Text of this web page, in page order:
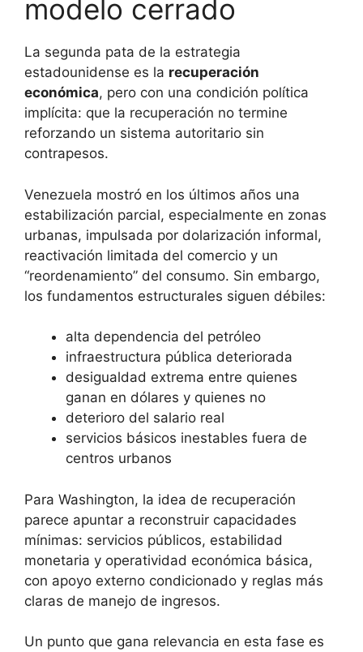
modelo cerrado
La segunda pata de la estrategia
estadounidense es la recuperación
económica, pero con una condición política
implícita: que la recuperación no termine
reforzando un sistema autoritario sin
contrapesos.
Venezuela mostró en los últimos años una
estabilización parcial, especialmente en zonas
urbanas, impulsada por dolarización informal,
reactivación limitada del comercio y un
“reordenamiento” del consumo. Sin embargo,
los fundamentos estructurales siguen débiles:
alta dependencia del petróleo
infraestructura pública deteriorada
desigualdad extrema entre quienes
ganan en dólares y quienes no
deterioro del salario real
servicios básicos inestables fuera de
centros urbanos
Para Washington, la idea de recuperación
parece apuntar a reconstruir capacidades
mínimas: servicios públicos, estabilidad
monetaria y operatividad económica básica,
con apoyo externo condicionado y reglas más
claras de manejo de ingresos.
Un punto que gana relevancia en esta fase es